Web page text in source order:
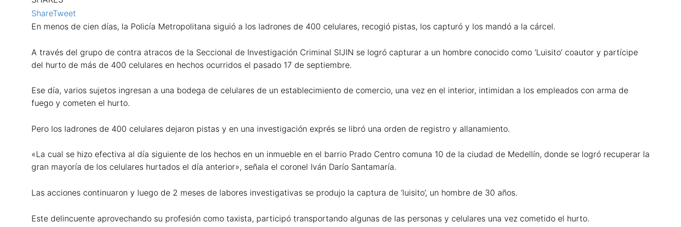
ShareTweet
En menos de cien días, la Policía Metropolitana siguió a los ladrones de 400 celulares, recogió pistas, los capturó y los mandó a la cárcel.
A través del grupo de contra atracos de la Seccional de Investigación Criminal SIJIN se logró capturar a un hombre conocido como ‘Luisito’ coautor y partícipe
del hurto de más de 400 celulares en hechos ocurridos el pasado 17 de septiembre.
Ese día, varios sujetos ingresan a una bodega de celulares de un establecimiento de comercio, una vez en el interior, intimidan a los empleados con arma de
fuego y cometen el hurto.
Pero los ladrones de 400 celulares dejaron pistas y en una investigación exprés se libró una orden de registro y allanamiento.
«La cual se hizo efectiva al día siguiente de los hechos en un inmueble en el barrio Prado Centro comuna 10 de la ciudad de Medellín, donde se logró recuperar la
gran mayoría de los celulares hurtados el día anterior», señala el coronel Iván Darío Santamaría.
Las acciones continuaron y luego de 2 meses de labores investigativas se produjo la captura de ‘luisito’, un hombre de 30 años.
Este delincuente aprovechando su profesión como taxista, participó transportando algunas de las personas y celulares una vez cometido el hurto.